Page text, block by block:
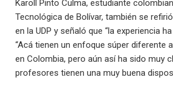
Karoll Pinto Culma, estudiante
Tecnológica de Bolívar, también se
en la UDP y señaló que “la experiencia
“Acá tienen un enfoque súper diferente
en Colombia, pero aún así ha sido muy
profesores tienen una muy buena